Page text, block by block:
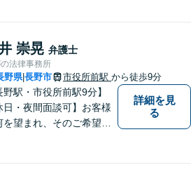
崇晃 弁護士
法律事務所
野県|長野市 市役所前駅 から徒歩9分
野駅・市役所前駅9分】
日・夜間面談可】お客様
を望まれ、そのご希望を
詳細を見
る